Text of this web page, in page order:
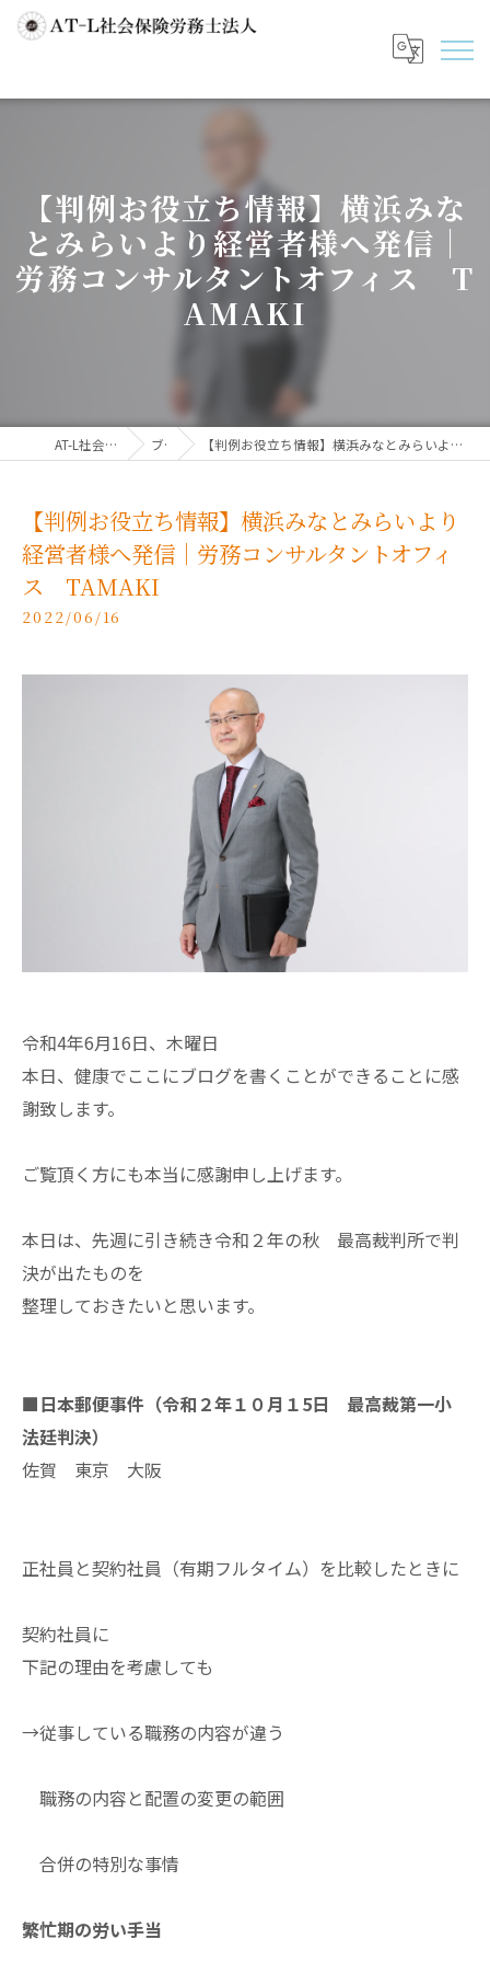
【判例お役立ち情報】横浜みな
とみらいより経営者様へ発信｜
労務コンサルタントオフィス T
AMAKI
AT-L社会保険労務士法人 ブログ 【判例お役立ち情報】横浜みなとみらいより経営者様へ発信｜労務コンサルタントオフィス TAMAKI
【判例お役立ち情報】横浜みなとみらいより
経営者様へ発信｜労務コンサルタントオフィ
ス TAMAKI
2022/06/16
令和4年6月16日、木曜日
本日、健康でここにブログを書くことができることに感
謝致します。
ご覧頂く方にも本当に感謝申し上げます。
本日は、先週に引き続き令和２年の秋 最高裁判所で判
決が出たものを
整理しておきたいと思います。
■日本郵便事件（令和２年１０月１5日 最高裁第一小
法廷判決）
佐賀 東京 大阪
正社員と契約社員（有期フルタイム）を比較したときに
契約社員に
下記の理由を考慮しても
→従事している職務の内容が違う
職務の内容と配置の変更の範囲
合併の特別な事情
繁忙期の労い手当